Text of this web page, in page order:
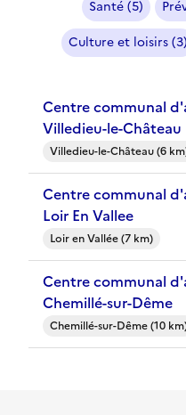
Santé (5)
Culture et loisirs (3)
Centre communal d'action sociale (CCAS) -
Villedieu-le-Château
Villedieu-le-Château (6
Centre communal d'action sociale (CCAS) -
Loir En Vallee
Loir en Vallée (7 km)
Centre communal d'action sociale (CCAS) -
Chemillé-sur-Dême
Chemillé-sur-Dême (10